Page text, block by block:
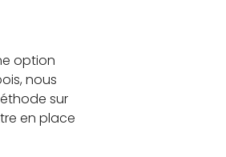
option
nous
sur
en place